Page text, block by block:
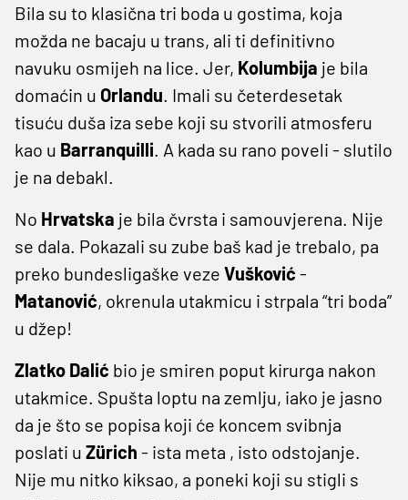
Bila su to klasična tri boda u gostima, koja
možda ne bacaju u trans, ali ti definitivno
navuku osmijeh na lice. Jer, Kolumbija je bila
domaćin u Orlandu. Imali su četerdesetak
tisuću duša iza sebe koji su stvorili atmosferu
kao u Barranquilli. A kada su rano poveli - slutilo
je na debakl.
No Hrvatska je bila čvrsta i samouvjerena. Nije
se dala. Pokazali su zube baš kad je trebalo, pa
preko bundesligaške veze Vušković -
Matanović, okrenula utakmicu i strpala “tri boda”
u džep!
Zlatko Dalić bio je smiren poput kirurga nakon
utakmice. Spušta loptu na zemlju, iako je jasno
da je što se popisa koji će koncem svibnja
poslati u Zürich - ista meta , isto odstojanje.
Nije mu nitko kiksao, a poneki koji su stigli s